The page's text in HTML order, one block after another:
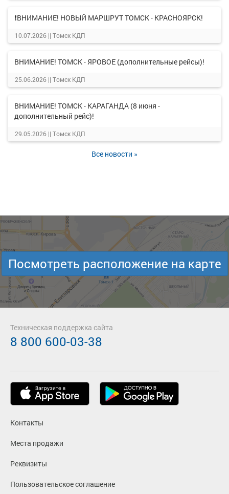
❗ВНИМАНИЕ! НОВЫЙ МАРШРУТ ТОМСК - КРАСНОЯРСК!
10.07.2026 || Томск КДП
ВНИМАНИЕ! ТОМСК - ЯРОВОЕ (дополнительные рейсы)!
25.06.2026 || Томск КДП
ВНИМАНИЕ! ТОМСК - КАРАГАНДА (8 июня -
дополнительный рейс)!
29.05.2026 || Томск КДП
Все новости »
Посмотреть расположение на карте
Контакты
Места продажи
Реквизиты
Пользовательское соглашение
Техническая поддержка сайта
8 800 600-03-38